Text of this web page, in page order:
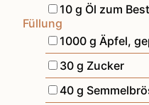
▢
10 g Öl zum
Füllung
▢
1000 g Äpfel,
▢
30 g Zucker
▢
40 g